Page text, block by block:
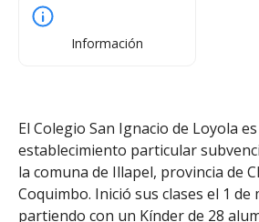
Información
El Colegio San Ignacio de Loyola
establecimiento particular
la comuna de Illapel, provincia de
Coquimbo. Inició sus clases el 1 de
partiendo con un Kínder de 28